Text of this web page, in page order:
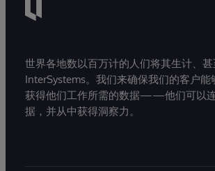
世界各地数以百万计的人们将其生计、
InterSystems。我们来确保我们的客户能
获得他们工作所需的数据——他们可以
据，并从中获得洞察力。